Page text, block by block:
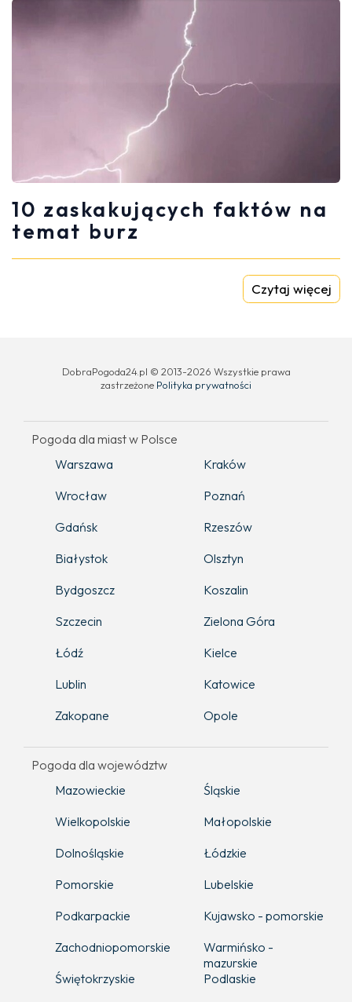
10 zaskakujących faktów na
temat burz
Czytaj więcej
DobraPogoda24.pl © 2013-2026 Wszystkie prawa
zastrzeżone Polityka prywatności
Pogoda dla miast w Polsce
Warszawa
Kraków
Wrocław
Poznań
Gdańsk
Rzeszów
Białystok
Olsztyn
Bydgoszcz
Koszalin
Szczecin
Zielona Góra
Łódź
Kielce
Lublin
Katowice
Zakopane
Opole
Pogoda dla województw
Mazowieckie
Śląskie
Wielkopolskie
Małopolskie
Dolnośląskie
Łódzkie
Pomorskie
Lubelskie
Podkarpackie
Kujawsko - pomorskie
Zachodniopomorskie
Warmińsko -
mazurskie
Świętokrzyskie
Podlaskie